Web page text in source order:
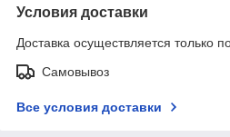
Условия доставки
Доставка осуществляется только
Самовывоз
Все условия доставки